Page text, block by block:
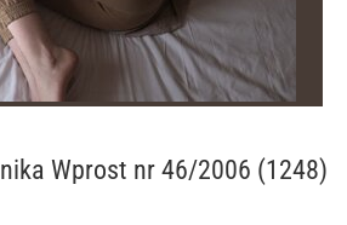
Wprost nr 46/2006 (1248)